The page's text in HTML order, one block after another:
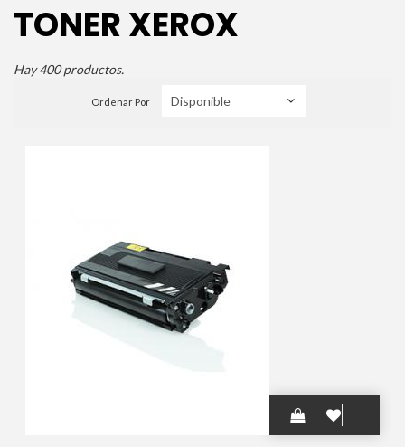
TONER XEROX
Hay 400 productos.
Ordenar Por